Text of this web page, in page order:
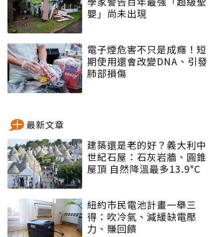
嬰」尚未出現
電子煙危害不只是成癮！短
期使用還會改變DNA、引發
肺部損傷
最新文章
建築還是老的好？義大利中
世紀石屋：石灰岩牆、圓錐
屋頂 自然降溫最多13.9°C
紐約市民電池計畫一舉三
得：吹冷氣、減緩缺電壓
力、賺回饋